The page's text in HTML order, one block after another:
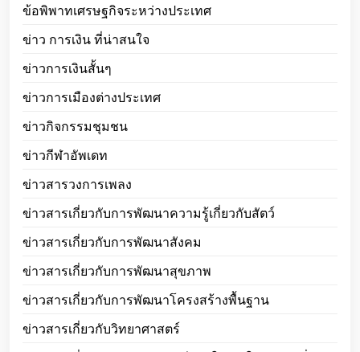
ข้อพิพาทเศรษฐกิจระหว่างประเทศ
ข่าว การเงิน ที่น่าสนใจ
ข่าวการเงินสั้นๆ
ข่าวการเมืองต่างประเทศ
ข่าวกิจกรรมชุมชน
ข่าวกีฬาอัพเดท
ข่าวสารวงการเพลง
ข่าวสารเกี่ยวกับการพัฒนาความรู้เกี่ยวกับสัตว์
ข่าวสารเกี่ยวกับการพัฒนาสังคม
ข่าวสารเกี่ยวกับการพัฒนาสุขภาพ
ข่าวสารเกี่ยวกับการพัฒนาโครงสร้างพื้นฐาน
ข่าวสารเกี่ยวกับวิทยาศาสตร์